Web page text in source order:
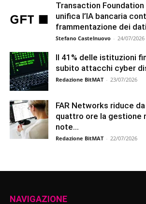
Transaction Foundation
unifica l’IA bancaria
frammentazione dei dati
Stefano Castelnuovo - 24/07/2026
Il 41% delle istituzioni
subito attacchi cyber
Redazione BitMAT - 23/07/2026
FAR Networks riduce
quattro ore la gestione
note...
Redazione BitMAT - 22/07/2026
NAVIGAZIONE